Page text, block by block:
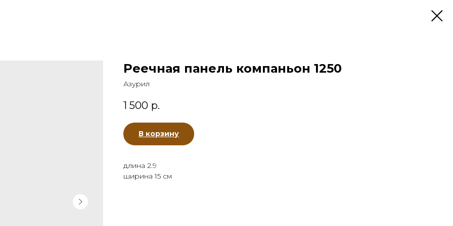
Реечная панель компаньон 1250
Азурил
1 500 р.
В корзину
длина 2.9
ширина 15 см